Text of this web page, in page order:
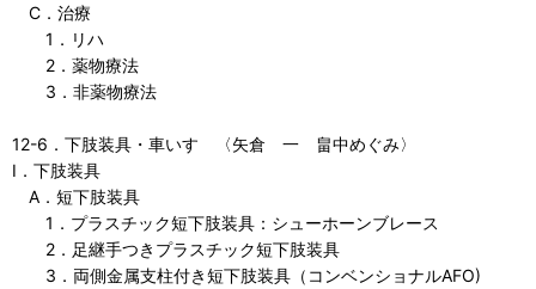
C．治療
1．リハ
2．薬物療法
3．非薬物療法
12-6．下肢装具・車いす 〈矢倉 一 畠中めぐみ〉
I．下肢装具
A．短下肢装具
1．プラスチック短下肢装具：シューホーンブレース
2．足継手つきプラスチック短下肢装具
3．両側金属支柱付き短下肢装具（コンベンショナルAFO)